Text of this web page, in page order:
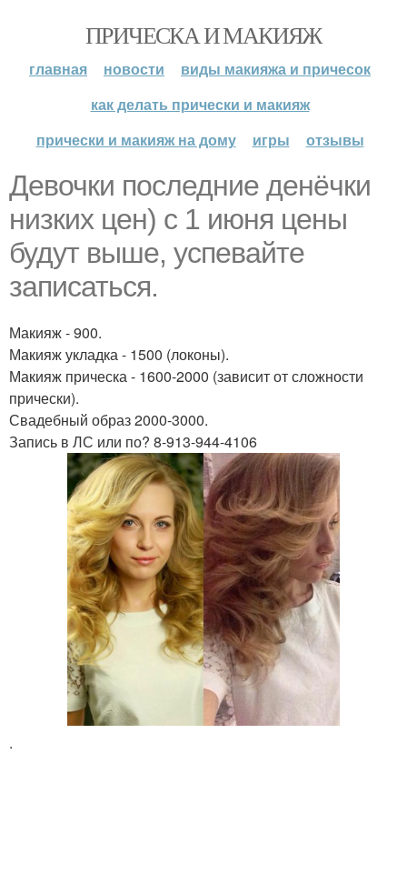
ПРИЧЕСКА И МАКИЯЖ
главная новости
виды макияжа и причесок
как делать прически и макияж
прически и макияж на дому
игры отзывы
Девочки последние денёчки
низких цен) с 1 июня цены
будут выше, успевайте
записаться.
Макияж - 900.
Макияж укладка - 1500 (локоны).
Макияж прическа - 1600-2000 (зависит от сложности
прически).
Свадебный образ 2000-3000.
Запись в ЛС или по? 8-913-944-4106
.